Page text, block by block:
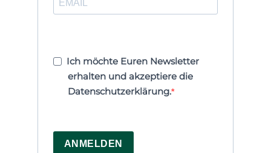
Ich möchte Euren Newsletter
erhalten und akzeptiere die
Datenschutzerklärung.
ANMELDEN